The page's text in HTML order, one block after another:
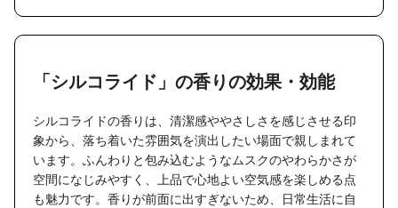
「シルコライド」の香りの効果・効能
シルコライドの香りは、清潔感ややさしさを感じさせる印
象から、落ち着いた雰囲気を演出したい場面で親しまれて
います。ふんわりと包み込むようなムスクのやわらかさが
空間になじみやすく、上品で心地よい空気感を楽しめる点
も魅力です。香りが前面に出すぎないため、日常生活に自